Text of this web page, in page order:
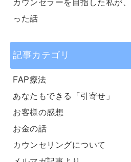
った話
記事カテゴリ
FAP療法
あなたもできる「引寄せ」
お客様の感想
お金の話
カウンセリングについて